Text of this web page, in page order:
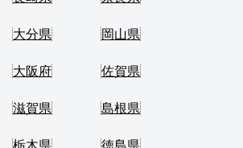
大分県 岡山県
大阪府 佐賀県
滋賀県 島根県
栃木県 徳島県